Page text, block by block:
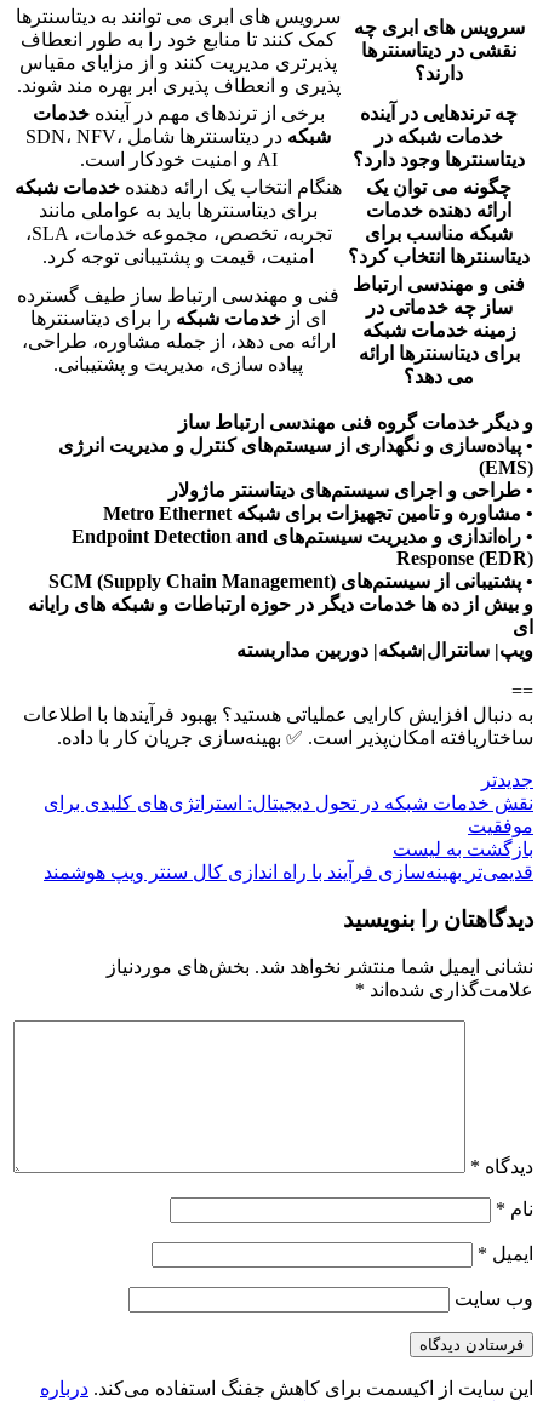
سرویس های ابری چه
نقشی در دیتاسنترها
دارند؟
سرویس های ابری می توانند به دیتاسنترها
کمک کنند تا منابع خود را به طور انعطاف
پذیرتری مدیریت کنند و از مزایای مقیاس
پذیری و انعطاف پذیری ابر بهره مند شوند.
چه ترندهایی در آینده
خدمات شبکه در
دیتاسنترها وجود دارد؟
برخی از ترندهای مهم در آیندهخدمات
شبکه
در دیتاسنترها شامل SDN، NFV،
AI و امنیت خودکار است.
چگونه می توان یک
ارائه دهنده خدمات
شبکه مناسب برای
دیتاسنترها انتخاب کرد؟
هنگام انتخاب یک ارائه دهنده خدمات شبکه
برای دیتاسنترها باید به عواملی مانند
تجربه، تخصص، مجموعه خدمات، SLA،
امنیت، قیمت و پشتیبانی توجه کرد.
فنی و مهندسی ارتباط
ساز چه خدماتی در
زمینه خدمات شبکه
برای دیتاسنترها ارائه
می دهد؟
فنی و مهندسی ارتباط ساز طیف گسترده
ای از خدمات شبکه را برای دیتاسنترها
ارائه می دهد، از جمله مشاوره، طراحی،
پیاده سازی، مدیریت و پشتیبانی.
و دیگر خدمات گروه فنی مهندسی ارتباط ساز
• پیاده‌سازی و نگهداری از سیستم‌های کنترل و مدیریت انرژی
(EMS)
• طراحی و اجرای سیستم‌های دیتاسنتر ماژولار
• مشاوره و تامین تجهیزات برای شبکه Metro Ethernet
• راه‌اندازی و مدیریت سیستم‌های Endpoint Detection and
Response (EDR)
• پشتیبانی از سیستم‌های SCM (Supply Chain Management)
و بیش از ده ها خدمات دیگر در حوزه ارتباطات و شبکه های رایانه
ای
ویپ| سانترال|شبکه| دوربین مداربسته
==
به دنبال افزایش کارایی عملیاتی هستید؟ بهبود فرآیندها با اطلاعات
ساختاریافته امکان‌پذیر است. ✅ بهینه‌سازی جریان کار با داده.
جدیدتر
نقش خدمات شبکه در تحول دیجیتال: استراتژی‌های کلیدی برای
موفقیت
بازگشت بە لیست
قدیمی‌تر بهینه‌سازی فرآیند با راه اندازی کال سنتر ویپ هوشمند
دیدگاهتان را بنویسید
نشانی ایمیل شما منتشر نخواهد شد. بخش‌های موردنیاز
علامت‌گذاری شده‌اند *
دیدگاه *
نام *
ایمیل *
وب‌ سایت
این سایت از اکیسمت برای کاهش جفنگ استفاده می‌کند. درباره